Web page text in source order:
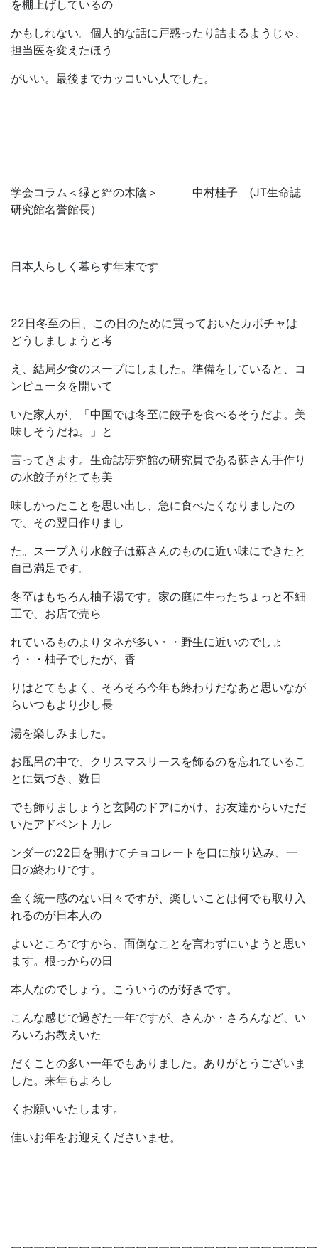
を棚上げしているの
かもしれない。個人的な話に戸惑ったり詰まるようじゃ、
担当医を変えたほう
がいい。最後までカッコいい人でした。
学会コラム＜緑と絆の木陰＞ 中村桂子 (JT生命誌
研究館名誉館長）
日本人らしく暮らす年末です
22日冬至の日、この日のために買っておいたカボチャは
どうしましょうと考
え、結局夕食のスープにしました。準備をしていると、コ
ンピュータを開いて
いた家人が、「中国では冬至に餃子を食べるそうだよ。美
味しそうだね。」と
言ってきます。生命誌研究館の研究員である蘇さん手作り
の水餃子がとても美
味しかったことを思い出し、急に食べたくなりましたの
で、その翌日作りまし
た。スープ入り水餃子は蘇さんのものに近い味にできたと
自己満足です。
冬至はもちろん柚子湯です。家の庭に生ったちょっと不細
工で、お店で売ら
れているものよりタネが多い・・野生に近いのでしょ
う・・柚子でしたが、香
りはとてもよく、そろそろ今年も終わりだなあと思いなが
らいつもより少し長
湯を楽しみました。
お風呂の中で、クリスマスリースを飾るのを忘れているこ
とに気づき、数日
でも飾りましょうと玄関のドアにかけ、お友達からいただ
いたアドベントカレ
ンダーの22日を開けてチョコレートを口に放り込み、一
日の終わりです。
全く統一感のない日々ですが、楽しいことは何でも取り入
れるのが日本人の
よいところですから、面倒なことを言わずにいようと思い
ます。根っからの日
本人なのでしょう。こういうのが好きです。
こんな感じで過ぎた一年ですが、さんか・さろんなど、い
ろいろお教えいた
だくことの多い一年でもありました。ありがとうございま
した。来年もよろし
くお願いいたします。
佳いお年をお迎えくださいませ。